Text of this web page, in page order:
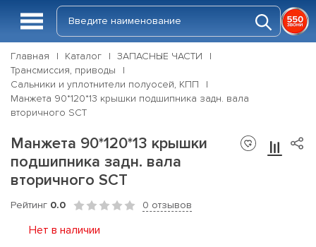
Главная Каталог
ЗАПАСНЫЕ ЧАСТИ
Трансмиссия, приводы
Сальники и уплотнители полуосей, КПП
Манжета 90*120*13 крышки подшипника задн. вала
вторичного SCT
Манжета 90*120*13 крышки
подшипника задн. вала
вторичного SCT
Рейтинг 0.0 0 отзывов
Нет в наличии